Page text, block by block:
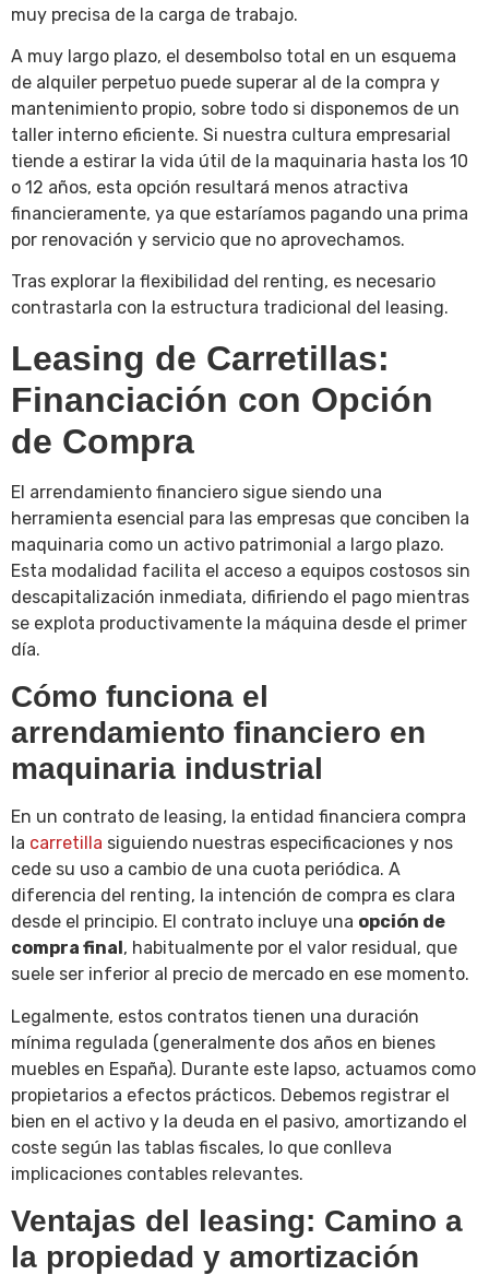
muy precisa de la carga de trabajo.
A muy largo plazo, el desembolso total en un esquema
de alquiler perpetuo puede superar al de la compra y
mantenimiento propio, sobre todo si disponemos de un
taller interno eficiente. Si nuestra cultura empresarial
tiende a estirar la vida útil de la maquinaria hasta los 10
o 12 años, esta opción resultará menos atractiva
financieramente, ya que estaríamos pagando una prima
por renovación y servicio que no aprovechamos.
Tras explorar la flexibilidad del renting, es necesario
contrastarla con la estructura tradicional del leasing.
Leasing de Carretillas:
Financiación con Opción
de Compra
El arrendamiento financiero sigue siendo una
herramienta esencial para las empresas que conciben la
maquinaria como un activo patrimonial a largo plazo.
Esta modalidad facilita el acceso a equipos costosos sin
descapitalización inmediata, difiriendo el pago mientras
se explota productivamente la máquina desde el primer
día.
Cómo funciona el
arrendamiento financiero en
maquinaria industrial
En un contrato de leasing, la entidad financiera compra
la carretilla siguiendo nuestras especificaciones y nos
cede su uso a cambio de una cuota periódica. A
diferencia del renting, la intención de compra es clara
desde el principio. El contrato incluye una opción de
compra final, habitualmente por el valor residual, que
suele ser inferior al precio de mercado en ese momento.
Legalmente, estos contratos tienen una duración
mínima regulada (generalmente dos años en bienes
muebles en España). Durante este lapso, actuamos como
propietarios a efectos prácticos. Debemos registrar el
bien en el activo y la deuda en el pasivo, amortizando el
coste según las tablas fiscales, lo que conlleva
implicaciones contables relevantes.
Ventajas del leasing: Camino a
la propiedad y amortización